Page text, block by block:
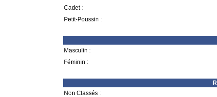
Cadet :
Petit-Poussin :
Masculin :
Féminin :
Non Classés :